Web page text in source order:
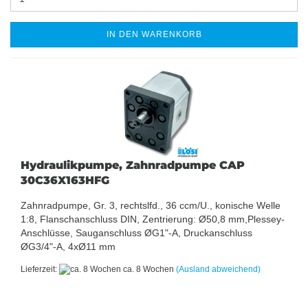
IN DEN WARENKORB
Hydraulikpumpe, Zahnradpumpe CAP
30C36X163HFG
Zahnradpumpe, Gr. 3, rechtslfd., 36 ccm/U., konische Welle
1:8, Flanschanschluss DIN, Zentrierung: Ø50,8 mm,Plessey-
Anschlüsse, Sauganschluss ØG1"-A, Druckanschluss
ØG3/4"-A, 4xØ11 mm
Lieferzeit: ca. 8 Wochen (Ausland abweichend)